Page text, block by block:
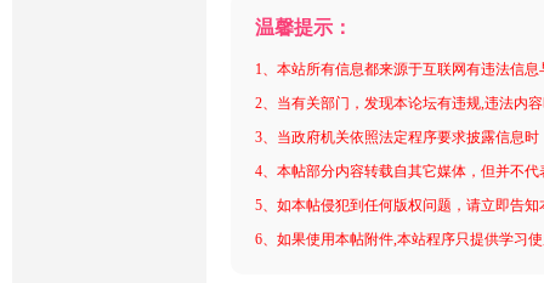
温馨提示：
1、本站所有信息都来源于互联网有违法信
2、当有关部门，发现本论坛有违规,违法内
3、当政府机关依照法定程序要求披露信息
4、本帖部分内容转载自其它媒体，但并不
5、如本帖侵犯到任何版权问题，请立即告
6、如果使用本帖附件,本站程序只提供学习